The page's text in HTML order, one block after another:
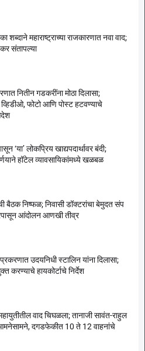
शब्दाने महाराष्ट्राच्या राजकारणात नवा वाद;
संतापल्या
नितीन गडकरींना मोठा दिलासा;
फोटो आणि पोस्ट हटवण्याचे
‘या’ लोकप्रिय खाद्यपदार्थावर बंदी;
हॉटेल व्यावसायिकांमध्ये खळबळ
बैठक निष्फळ; निवासी डॉक्टरांचा बेमुदत संप
आंदोलन आणखी तीव्र
उदयनिधी स्टालिन यांना दिलासा;
करण्याचे हायकोर्टाचे निर्देश
वाद चिघळला; तानाजी सावंत-राहुल
दगडफेकीत 10 ते 12 वाहनांचे